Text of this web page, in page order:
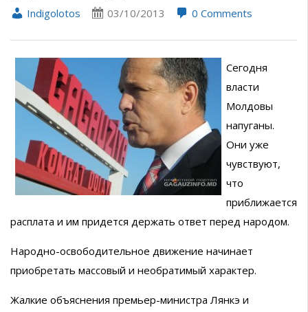
Indigolotos 03/10/2013 0 Comments
Сегодня
власти
Молдовы
напуганы.
Они уже
чувствуют,
что
приближается
расплата и им придется держать ответ перед народом.
Народно-освободительное движение начинает
приобретать массовый и необратимый характер.
Жалкие объяснения премьер-министра Лянкэ и